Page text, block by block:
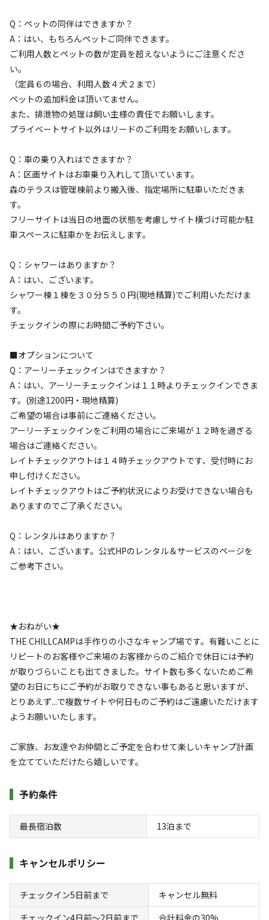
Q：ペットの同伴はできますか？
A：はい、もちろんペットご同伴できます。
ご利用人数とペットの数が定員を超えないようにご注意くださ
い。
（定員６の場合、利用人数４犬２まで）
ペットの追加料金は頂いてません。
また、排泄物の処理は飼い主様の責任でお願いします。
プライベートサイト以外はリードのご利用をお願いします。
Q：車の乗り入れはできますか？
A：区画サイトはお車乗り入れして頂いています。
森のテラスは管理棟前より搬入後、指定場所に駐車いただきま
す。
フリーサイトは当日の地面の状態を考慮しサイト横づけ可能か駐
車スペースに駐車かをお伝えします。
Q：シャワーはありますか？
A：はい、ございます。
シャワー棟１棟を３０分５５０円(現地精算)でご利用いただけま
す。
チェックインの際にお時間ご予約下さい。
■オプションについて
Q：アーリーチェックインはできますか？
A：はい、アーリーチェックインは１１時よりチェックインできま
す。(別途1200円・現地精算)
ご希望の場合は事前にご連絡ください。
アーリーチェックインをご利用の場合にご来場が１２時を過ぎる
場合はご連絡ください。
レイトチェックアウトは１４時チェックアウトです、受付時にお
申し付けください。
レイトチェックアウトはご予約状況によりお受けできない場合も
ありますのでご了承ください。
Q：レンタルはありますか？
A：はい、ございます。公式HPのレンタル＆サービスのページを
ご参考下さい。
★おねがい★
THE CHILLCAMPは手作りの小さなキャンプ場です。有難いことに
リピートのお客様やご来場のお客様からのご紹介で休日には予約
が取りづらいことも出てきました。サイト数も多くないためご希
望のお日にちにご予約がお取りできない事もあると思いますが、
とりあえず...で複数サイトや何日ものご予約はご遠慮いただけます
ようお願いいたします。
ご家族、お友達やお仲間とご予定を合わせて楽しいキャンプ計画
を立てていただけたら嬉しいです。
予約条件
最長宿泊数 13泊まで
キャンセルポリシー
チェックイン5日前まで
キャンセル無料
チェックイン4日前〜2日前まで
合計料金の30%
詳細・空き確認
宿泊 区画サイト
SAKURA【区画オートサイト】
源 入れ 火 花火 喫煙 伴 リー
地面: 芝生 定員: 6名 面積: 98m²
3,135
※利用日、人数によって変動する場合があります。
詳細・空き確認
宿泊 区画サイト
プライベートサイトHANA
AC電 車両乗り
入れ
たき
火 花火 喫煙
ペット同 リードフ
料金目安：4,950 円/ 泊
※利用日、人数によって変動する場合があります。
宿泊 区画サイト
プライベートサイトTUKI
地面: 土
料金目安：
※利用日、人数によって変動する場合があります。
詳細・空き確認